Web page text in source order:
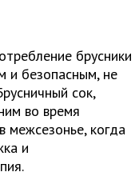
брусники
и безопасным, не
сок,
во время
межсезонье, когда
и